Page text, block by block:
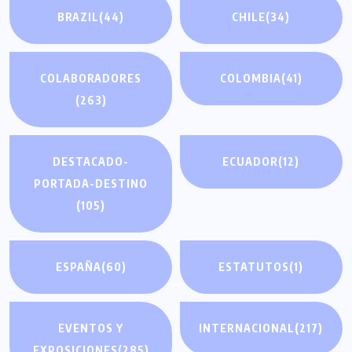
BRAZIL(44) CHILE(34)
COLABORADORES
(263)
COLOMBIA(41)
DESTACADO-
PORTADA-DESTINO
(105)
ECUADOR(12)
ESPAÑA(60) ESTATUTOS(1)
EVENTOS Y
INTERNACIONAL(217)